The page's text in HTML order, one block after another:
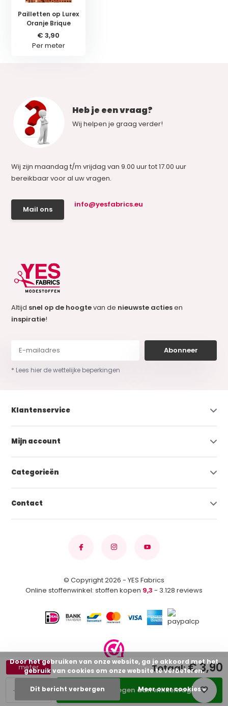
+
-
meter
Toevoegen aan winkelwagen
Totaal:€ 3,90
Pailletten op Lurex
Oranje Brique
€ 3,90
Per meter
Heb je een vraag?
Wij helpen je graag verder!
Wij zijn maandag t/m vrijdag van 9.00 uur tot 17.00 uur
bereikbaar voor al uw vragen.
Mail ons
info@yesfabrics.eu
Altijd snel op de hoogtevan de nieuwste actiesen
inspiratie!
Abonneer
* Lees hier de wettelijke beperkingen
Klantenservice
Mijn account
Categorieën
Contact
© Copyright 2026 - YES Fabrics
Online stoffenwinkel: stoffen kopen 9,3 - 3.128 reviews
Door het gebruiken van onze website, ga je akkoord met het
gebruik van cookies om onze website te verbeteren.
Dit bericht verbergen Meer over cookies »